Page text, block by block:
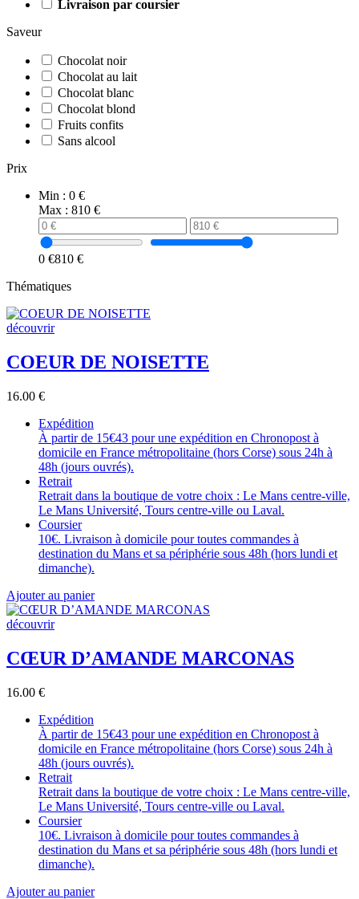
Livraison par coursier
Saveur
Chocolat noir
Chocolat au lait
Chocolat blanc
Chocolat blond
Fruits confits
Sans alcool
Prix
Min : 0 €
Max : 810 €
0 €810 €
Thématiques
découvrir
COEUR DE NOISETTE
16.00 €
Expédition
À partir de 15€43 pour une expédition en Chronopost à
domicile en France métropolitaine (hors Corse) sous 24h à
48h (jours ouvrés).
Retrait
Retrait dans la boutique de votre choix : Le Mans centre-ville,
Le Mans Université, Tours centre-ville ou Laval.
Coursier
10€. Livraison à domicile pour toutes commandes à
destination du Mans et sa périphérie sous 48h (hors lundi et
dimanche).
Ajouter au panier
découvrir
CŒUR D’AMANDE MARCONAS
16.00 €
Expédition
À partir de 15€43 pour une expédition en Chronopost à
domicile en France métropolitaine (hors Corse) sous 24h à
48h (jours ouvrés).
Retrait
Retrait dans la boutique de votre choix : Le Mans centre-ville,
Le Mans Université, Tours centre-ville ou Laval.
Coursier
10€. Livraison à domicile pour toutes commandes à
destination du Mans et sa périphérie sous 48h (hors lundi et
dimanche).
Ajouter au panier